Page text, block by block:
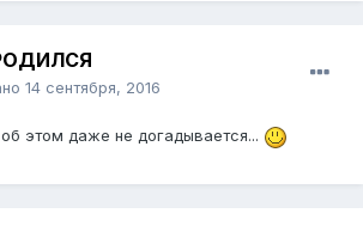
14 сентября, 2016
этом даже не догадывается...